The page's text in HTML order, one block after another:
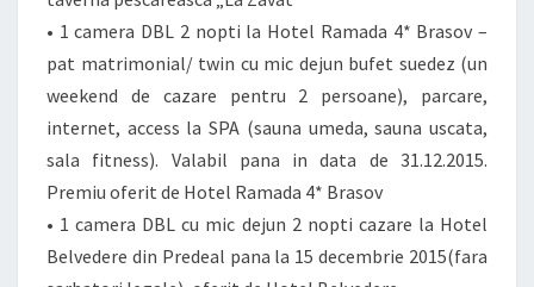
• 1 camera DBL 2 nopti la Hotel Ramada 4* Brasov –
pat matrimonial/ twin cu mic dejun bufet suedez (un
weekend de cazare pentru 2 persoane), parcare,
internet, access la SPA (sauna umeda, sauna uscata,
sala fitness). Valabil pana in data de 31.12.2015.
Premiu oferit de Hotel Ramada 4* Brasov
• 1 camera DBL cu mic dejun 2 nopti cazare la Hotel
Belvedere din Predeal pana la 15 decembrie 2015(fara